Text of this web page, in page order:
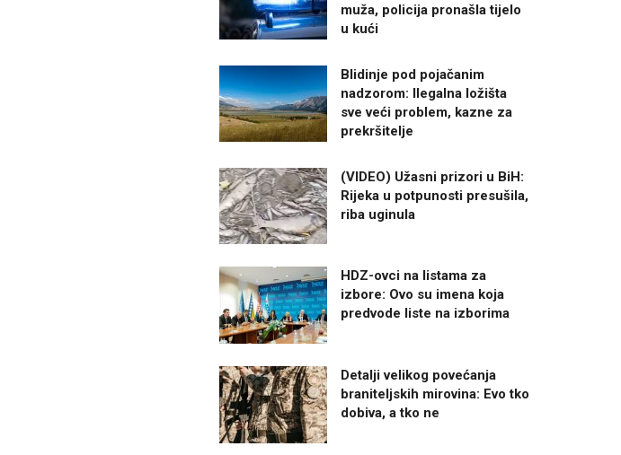
muža, policija pronašla tijelo
u kući
Blidinje pod pojačanim
nadzorom: Ilegalna ložišta
sve veći problem, kazne za
prekršitelje
(VIDEO) Užasni prizori u BiH:
Rijeka u potpunosti presušila,
riba uginula
HDZ-ovci na listama za
izbore: Ovo su imena koja
predvode liste na izborima
Detalji velikog povećanja
braniteljskih mirovina: Evo tko
dobiva, a tko ne